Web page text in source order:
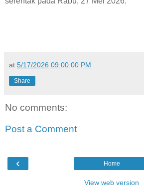
at 5/17/2026 09:00:00 PM
Share
No comments:
Post a Comment
‹ Home
View web version